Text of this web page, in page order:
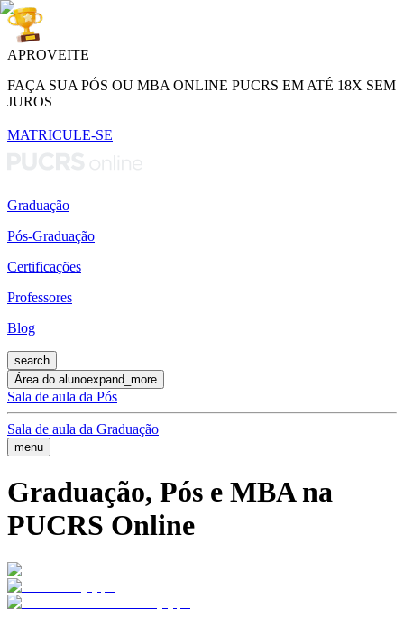
APROVEITE
FAÇA SUA PÓS OU MBA ONLINE PUCRS EM ATÉ 18X SEM
JUROS
MATRICULE-SE
Graduação
Pós-Graduação
Certificações
Professores
Blog
search
Área do alunoexpand_more
Sala de aula da Pós
Sala de aula da Graduação
menu
Graduação, Pós e MBA na
PUCRS Online